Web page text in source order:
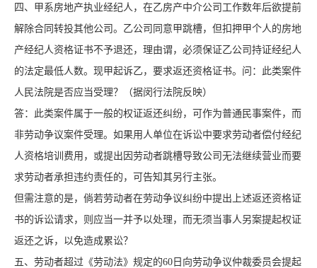
四、甲系房地产执业经纪人，在乙房产中介公司工作数年后欲提前
解除合同转投其他公司。乙公司同意甲跳槽，但扣押甲个人的房地
产经纪人资格证书不予退还，理由谓，必须保证乙公司持证经纪人
的法定最低人数。现甲起诉乙，要求返还资格证书。问：此类案件
人民法院是否应当受理？（据闵行法院反映）
答：此类案件属于一般的权证返还纠纷，可作为普通民事案件，而
非劳动争议案件受理。如果用人单位在诉讼中要求劳动者偿付经纪
人资格培训费用，或提出因劳动者跳槽导致公司无法继续营业而要
求劳动者承担违约责任的，可告知其另行主张。
但需注意的是，倘若劳动者在劳动争议纠纷中提出上述返还资格证
书的诉讼请求，则应当一并予以处理，而无须当事人另案提起权证
返还之诉，以免造成累讼？
五、劳动者超过《劳动法》规定的60日向劳动争议仲裁委员会提起